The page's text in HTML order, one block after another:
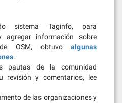
sistema Taginfo, para
agregar información sobre
OSM, obtuvo algunas
.
pautas de la comunidad
revisión y comentarios, lee
de las organizaciones y